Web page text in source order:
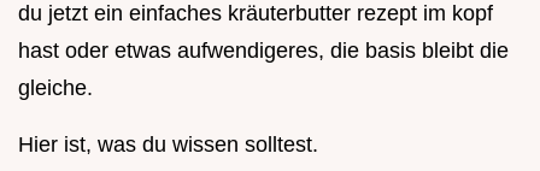
du jetzt ein einfaches kräuterbutter rezept im kopf
hast oder etwas aufwendigeres, die basis bleibt die
gleiche.
Hier ist, was du wissen solltest.